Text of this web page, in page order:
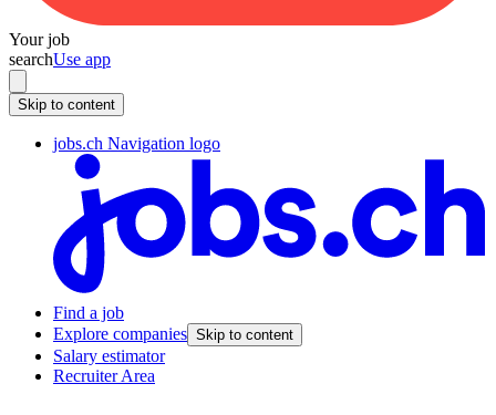
Your job
searchUse app
Skip to content
jobs.ch Navigation logo
Find a job
Explore companies Skip to content
Salary estimator
Recruiter Area